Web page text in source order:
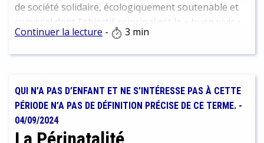
de société solidaire, écologiquement soutenable et
convivial dont l’objectif principal est le « buen vivir ».
Continuer la lecture - 3 min
QUI N’A PAS D’ENFANT ET NE S’INTÉRESSE PAS À CETTE
PÉRIODE N’A PAS DE DÉFINITION PRÉCISE DE CE TERME. -
04/09/2024